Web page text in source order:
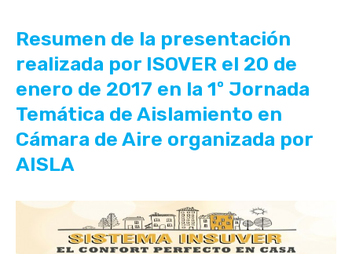
Resumen de la presentación
realizada por ISOVER el 20 de
enero de 2017 en la 1º Jornada
Temática de Aislamiento en
Cámara de Aire organizada por
AISLA